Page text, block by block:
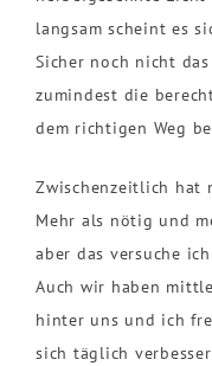
langsam scheint es
Sicher noch nicht
zumindest die
dem richtigen Weg
Zwischenzeitlich hat
Mehr als nötig und
aber das versuche
Auch wir haben
hinter uns und ich
sich täglich